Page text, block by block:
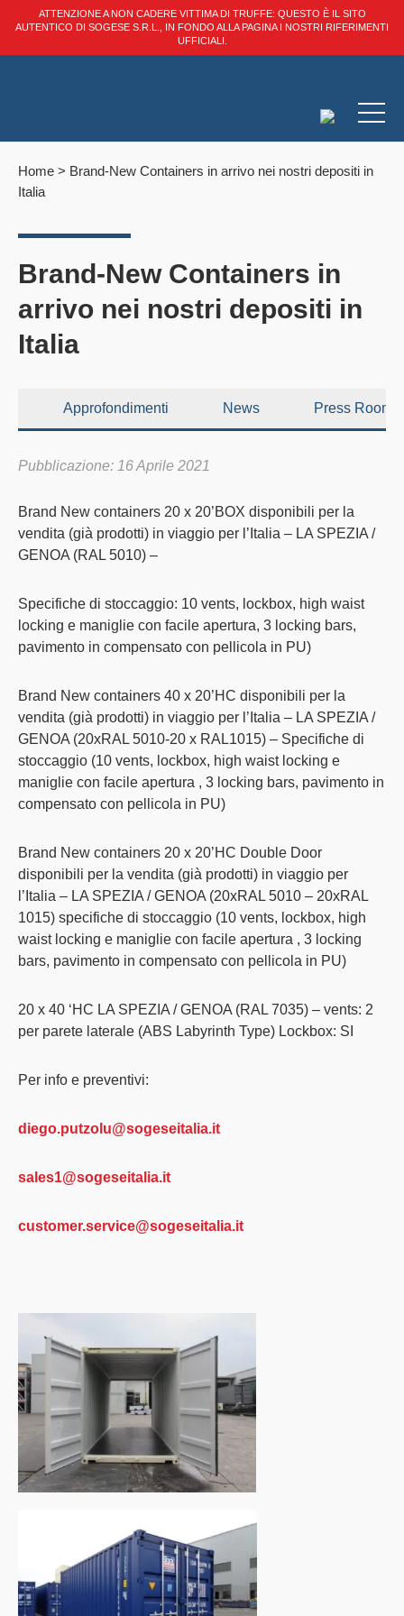
ATTENZIONE A NON CADERE VITTIMA DI TRUFFE: QUESTO È IL SITO
AUTENTICO DI SOGESE S.R.L., IN FONDO ALLA PAGINA I NOSTRI RIFERIMENTI
UFFICIALI.
Home > Brand-New Containers in arrivo nei nostri depositi in
Italia
Brand-New Containers in
arrivo nei nostri depositi in
Italia
Approfondimenti News Press Room
Pubblicazione: 16 Aprile 2021
Brand New containers 20 x 20’BOX disponibili per la
vendita (già prodotti) in viaggio per l’Italia – LA SPEZIA /
GENOA (RAL 5010) –
Specifiche di stoccaggio: 10 vents, lockbox, high waist
locking e maniglie con facile apertura, 3 locking bars,
pavimento in compensato con pellicola in PU)
Brand New containers 40 x 20’HC disponibili per la
vendita (già prodotti) in viaggio per l’Italia – LA SPEZIA /
GENOA (20xRAL 5010-20 x RAL1015) – Specifiche di
stoccaggio (10 vents, lockbox, high waist locking e
maniglie con facile apertura , 3 locking bars, pavimento in
compensato con pellicola in PU)
Brand New containers 20 x 20’HC Double Door
disponibili per la vendita (già prodotti) in viaggio per
l’Italia – LA SPEZIA / GENOA (20xRAL 5010 – 20xRAL
1015) specifiche di stoccaggio (10 vents, lockbox, high
waist locking e maniglie con facile apertura , 3 locking
bars, pavimento in compensato con pellicola in PU)
20 x 40 ‘HC LA SPEZIA / GENOA (RAL 7035) – vents: 2
per parete laterale (ABS Labyrinth Type) Lockbox: SI
Per info e preventivi:
diego.putzolu@sogeseitalia.it
sales1@sogeseitalia.it
customer.service@sogeseitalia.it